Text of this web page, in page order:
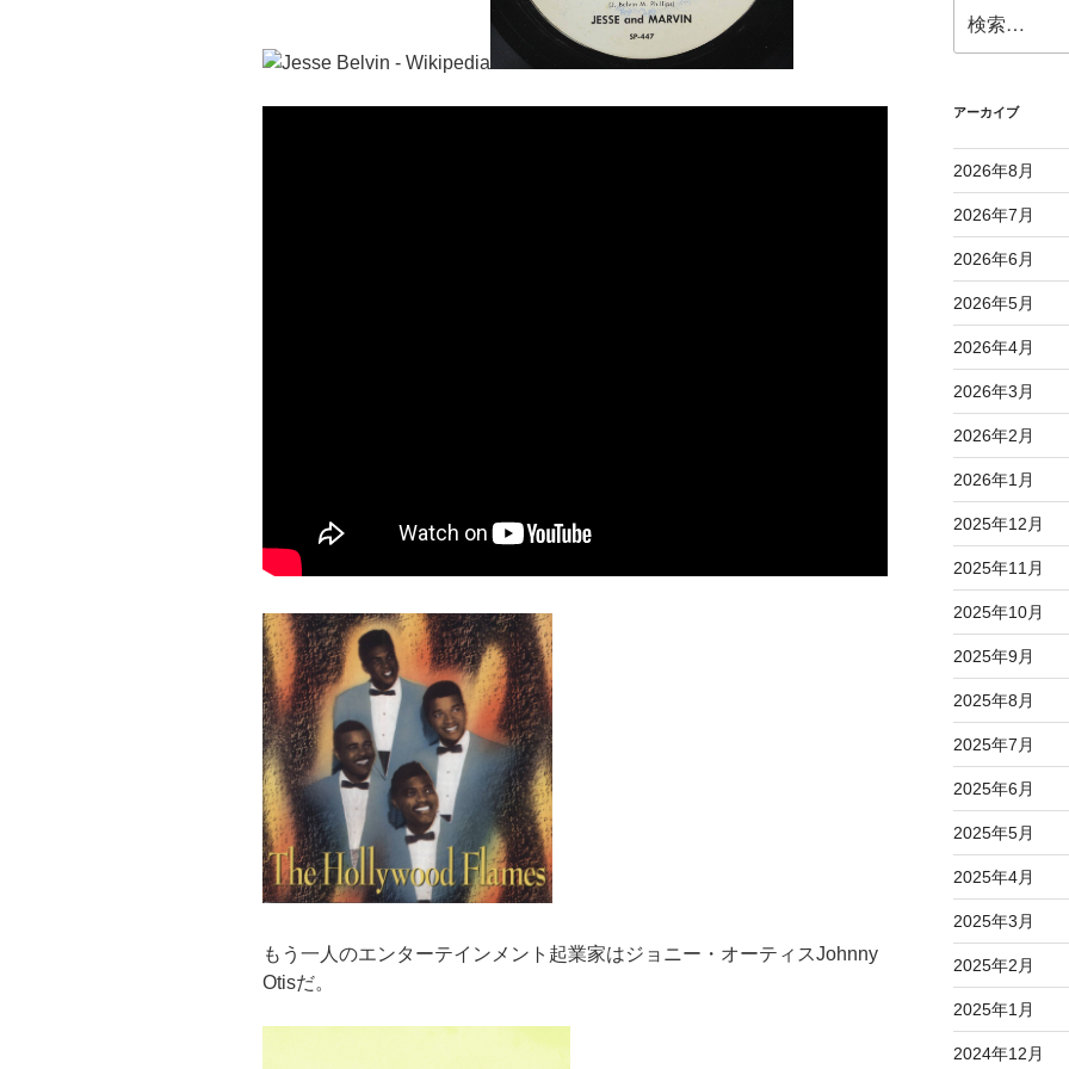
もう一人のエンターテインメント起業家はジョニー・オーティスJohnny
Otisだ。
索:
アーカイブ
2026年8月
2026年7月
2026年6月
2026年5月
2026年4月
2026年3月
2026年2月
2026年1月
2025年12月
2025年11月
2025年10月
2025年9月
2025年8月
2025年7月
2025年6月
2025年5月
2025年4月
2025年3月
2025年2月
2025年1月
2024年12月